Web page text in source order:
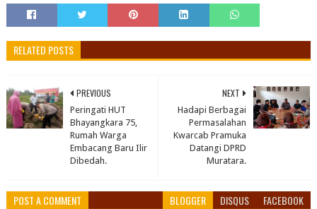
RELATED POSTS
NEXT
Hadapi Berbagai
Permasalahan
Kwarcab Pramuka
Datangi DPRD
Muratara.
PREVIOUS
Peringati HUT
Bhayangkara 75,
Rumah Warga
Embacang Baru Ilir
Dibedah.
POST A COMMENT BLOGGER DISQUS FACEBOOK